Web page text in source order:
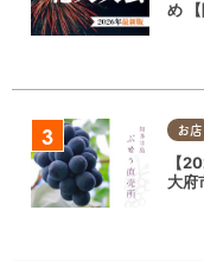
め 【
お店
【
大府